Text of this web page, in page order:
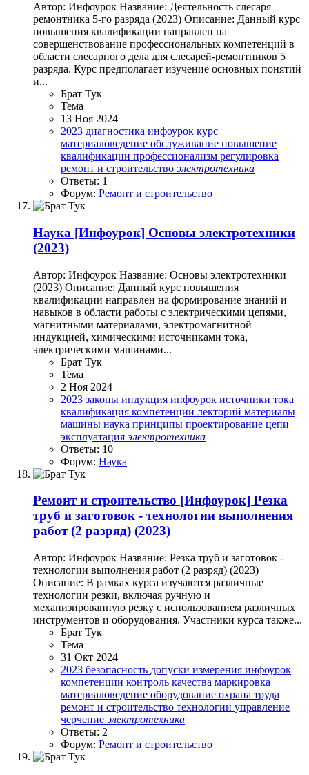
Автор: Инфоурок Название: Деятельность слесаря
ремонтника 5-го разряда (2023) Описание: Данный курс
повышения квалификации направлен на
совершенствование профессиональных компетенций в
области слесарного дела для слесарей-ремонтников 5
разряда. Курс предполагает изучение основных понятий
и...
Брат Тук
Тема
13 Ноя 2024
2023 диагностика инфоурок курс
материаловедение обслуживание повышение
квалификации профессионализм регулировка
ремонт и строительство электротехника
Ответы: 1
Форум: Ремонт и строительство
Наука [Инфоурок] Основы электротехники
(2023)
Автор: Инфоурок Название: Основы электротехники
(2023) Описание: Данный курс повышения
квалификации направлен на формирование знаний и
навыков в области работы с электрическими цепями,
магнитными материалами, электромагнитной
индукцией, химическими источниками тока,
электрическими машинами...
Брат Тук
Тема
2 Ноя 2024
2023 законы индукция инфоурок источники тока
квалификация компетенции лекторий материалы
машины наука принципы проектирование цепи
эксплуатация электротехника
Ответы: 10
Форум: Наука
Ремонт и строительство [Инфоурок] Резка
труб и заготовок - технологии выполнения
работ (2 разряд) (2023)
Автор: Инфоурок Название: Резка труб и заготовок -
технологии выполнения работ (2 разряд) (2023)
Описание: В рамках курса изучаются различные
технологии резки, включая ручную и
механизированную резку с использованием различных
инструментов и оборудования. Участники курса также...
Брат Тук
Тема
31 Окт 2024
2023 безопасность допуски измерения инфоурок
компетенции контроль качества маркировка
материаловедение оборудование охрана труда
ремонт и строительство технологии управление
черчение электротехника
Ответы: 2
Форум: Ремонт и строительство